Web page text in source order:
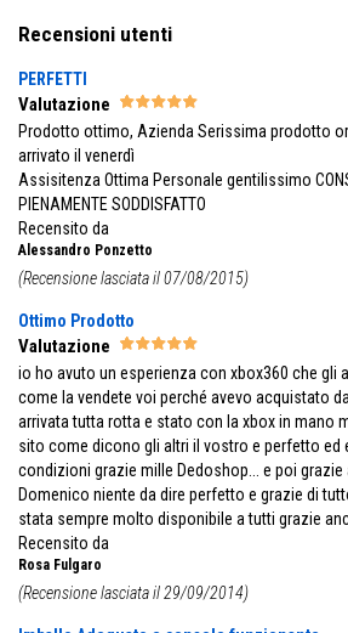
Recensioni utenti
PERFETTI
Valutazione
Prodotto ottimo, Azienda Serissima prodotto
arrivato il venerdì
Assisitenza Ottima Personale gentilissimo
PIENAMENTE SODDISFATTO
Recensito da
Alessandro Ponzetto
(Recensione lasciata il 07/08/2015)
Ottimo Prodotto
Valutazione
io ho avuto un esperienza con xbox360 che gli
come la vendete voi perché avevo acquistato
arrivata tutta rotta e stato con la xbox in mano
sito come dicono gli altri il vostro e perfetto ed
condizioni grazie mille Dedoshop... e poi
Domenico niente da dire perfetto e grazie di
stata sempre molto disponibile a tutti grazie
Recensito da
Rosa Fulgaro
(Recensione lasciata il 29/09/2014)